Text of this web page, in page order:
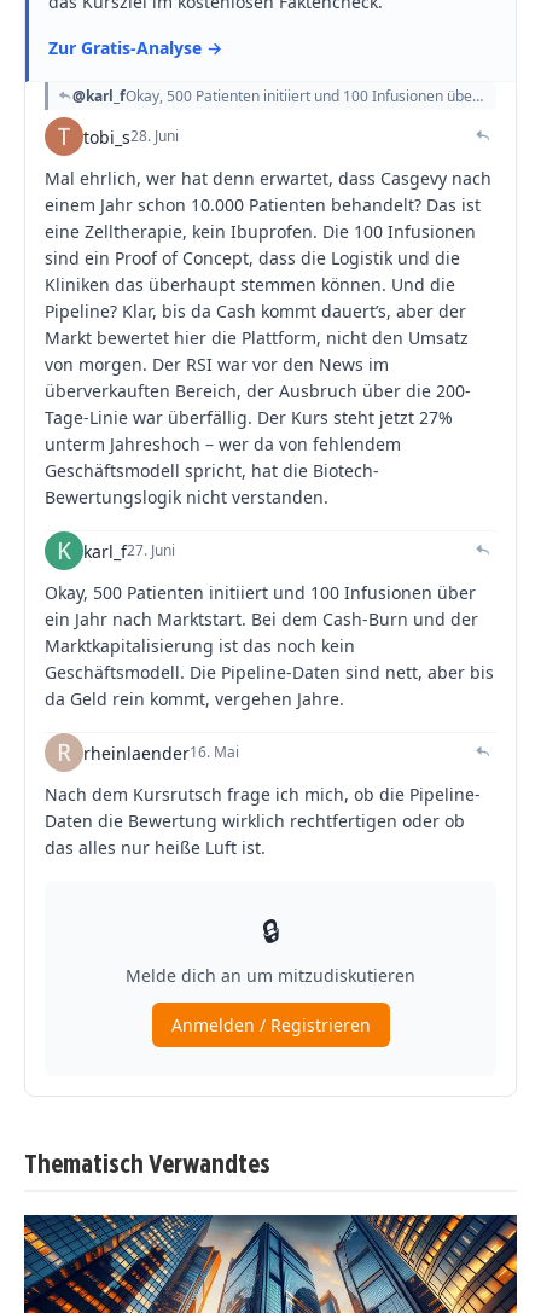
Thematisch Verwandtes